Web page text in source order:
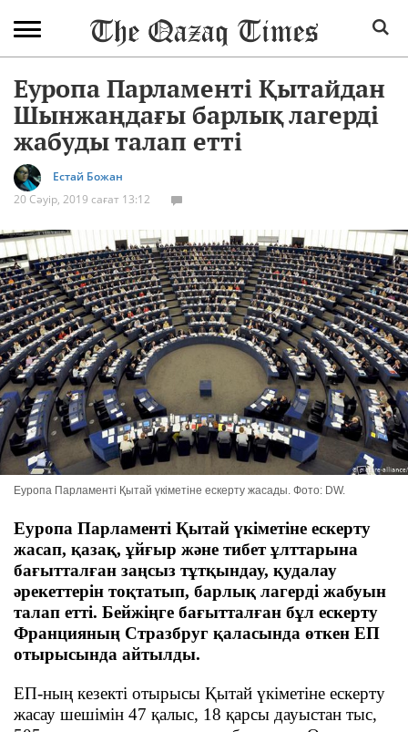
Еуропа Парламенті Қытайдан
Шынжаңдағы барлық лагерді
жабуды талап етті
Естай Божан
20 Сәуір, 2019 сағат 13:12
Еуропа Парламенті Қытай үкіметіне ескерту жасады. Фото: DW.
Еуропа Парламенті Қытай үкіметіне ескерту
жасап, қазақ, ұйғыр және тибет ұлттарына
бағытталған заңсыз тұтқындау, қудалау
әрекеттерін тоқтатып, барлық лагерді жабуын
талап етті. Бейжіңге бағытталған бұл ескерту
Францияның Стразбруг қаласында өткен ЕП
отырысында айтылды.
ЕП-ның кезекті отырысы Қытай үкіметіне ескерту
жасау шешімін 47 қалыс, 18 қарсы дауыстан тыс,